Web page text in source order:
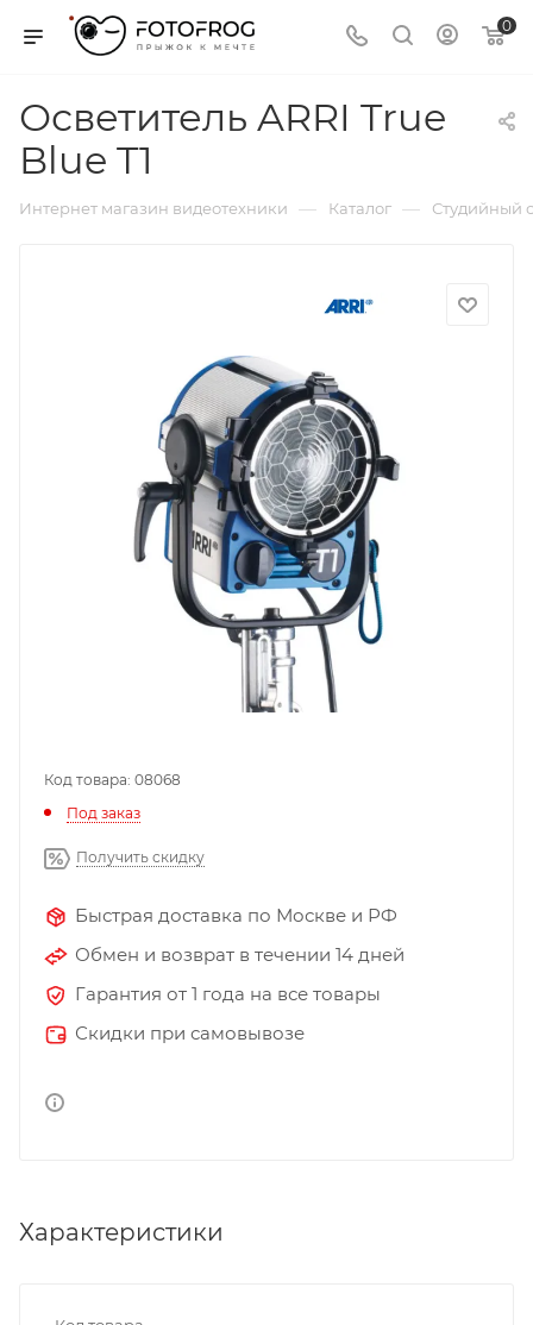
0
Осветитель ARRI True
Blue T1
Интернет магазин видеотехники — Каталог — Студийный
Код товара: 08068
Под заказ
Получить скидку
Быстрая доставка по Москве и РФ
Обмен и возврат в течении 14 дней
Гарантия от 1 года на все товары
Скидки при самовывозе
Характеристики